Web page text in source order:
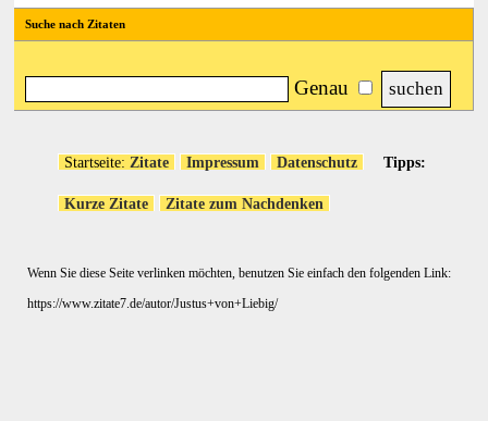
Suche nach Zitaten
Genau
Startseite: Zitate Impressum Datenschutz Tipps:
Kurze Zitate Zitate zum Nachdenken
Wenn Sie diese Seite verlinken möchten, benutzen Sie einfach den folgenden Link:
https://www.zitate7.de/autor/Justus+von+Liebig/